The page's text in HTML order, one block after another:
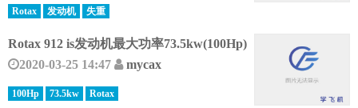
Rotax 发动机 失重
Rotax 912 is发动机最大功率73.5kw(100Hp)
2020-03-25 14:47
mycax
100Hp 73.5kw Rotax